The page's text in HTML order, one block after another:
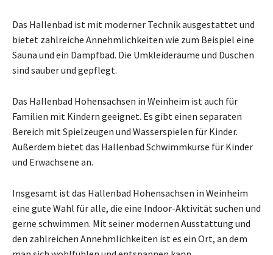
Das Hallenbad ist mit moderner Technik ausgestattet und
bietet zahlreiche Annehmlichkeiten wie zum Beispiel eine
Sauna und ein Dampfbad. Die Umkleideräume und Duschen
sind sauber und gepflegt.
Das Hallenbad Hohensachsen in Weinheim ist auch für
Familien mit Kindern geeignet. Es gibt einen separaten
Bereich mit Spielzeugen und Wasserspielen für Kinder.
Außerdem bietet das Hallenbad Schwimmkurse für Kinder
und Erwachsene an.
Insgesamt ist das Hallenbad Hohensachsen in Weinheim
eine gute Wahl für alle, die eine Indoor-Aktivität suchen und
gerne schwimmen. Mit seiner modernen Ausstattung und
den zahlreichen Annehmlichkeiten ist es ein Ort, an dem